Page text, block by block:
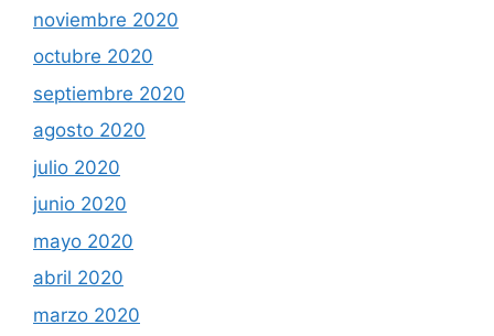
noviembre 2020
octubre 2020
septiembre 2020
agosto 2020
julio 2020
junio 2020
mayo 2020
abril 2020
marzo 2020